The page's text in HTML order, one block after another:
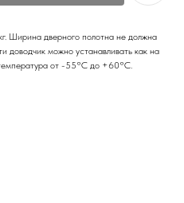
Ширина дверного полотна не должна
можно устанавливать как на
от -55°С до +60°С.